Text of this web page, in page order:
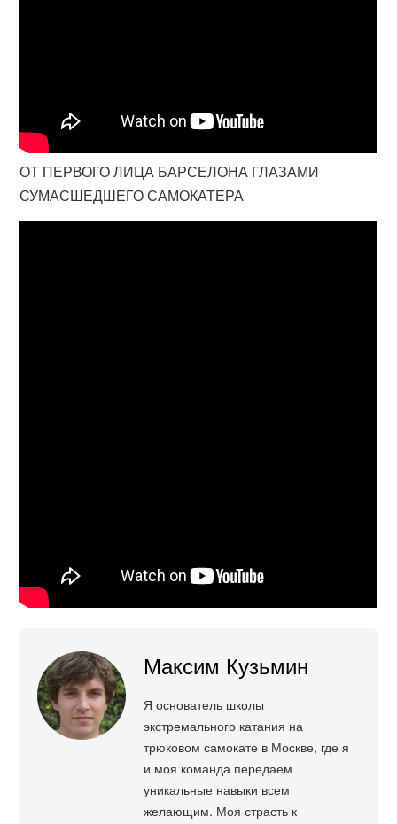
ОТ ПЕРВОГО ЛИЦА БАРСЕЛОНА ГЛАЗАМИ
СУМАСШЕДШЕГО САМОКАТЕРА
Максим Кузьмин
Я основатель школы
экстремального катания на
трюковом самокате в Москве, где я
и моя команда передаем
уникальные навыки всем
желающим. Моя страсть к